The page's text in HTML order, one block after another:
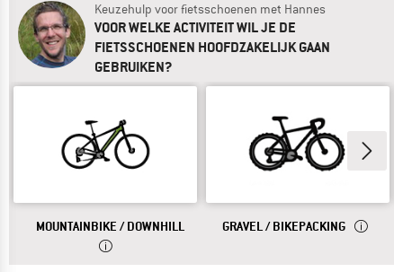
Keuzehulp voor fietsschoenen met Hannes
VOOR WELKE ACTIVITEIT WIL JE DE
FIETSSCHOENEN HOOFDZAKELIJK GAAN
GEBRUIKEN?
ANTWOORD
MOUNTAINBIKE / DOWNHILL MOUNTAINBIKESCHOENEN ZIJN ZEER
ANTWOORD
GRAVEL / BIKEPACKING